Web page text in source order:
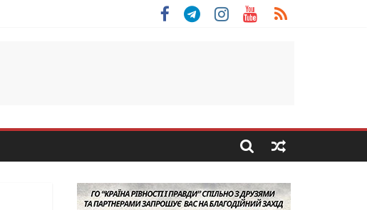
щиті»
Скоробогатий з Тернопільщини